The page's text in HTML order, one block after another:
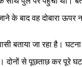
के बाद वह दोबारा
बताया जा रहा है।
से पूछताछ कर पूरे